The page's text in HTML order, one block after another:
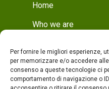
Per fornire le migliori esperienze,
per memorizzare e/o accedere
consenso a queste tecnologie ci
comportamento di navigazione o
Home
Who we are
Who we are
Production